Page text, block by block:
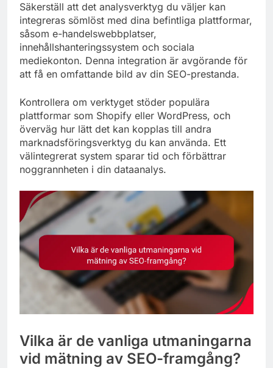
Säkerställ att det analysverktyg du väljer kan
integreras sömlöst med dina befintliga plattformar,
såsom e-handelswebbplatser,
innehållshanteringssystem och sociala
mediekonton. Denna integration är avgörande för
att få en omfattande bild av din SEO-prestanda.
Kontrollera om verktyget stöder populära
plattformar som Shopify eller WordPress, och
överväg hur lätt det kan kopplas till andra
marknadsföringsverktyg du kan använda. Ett
välintegrerat system sparar tid och förbättrar
noggrannheten i din dataanalys.
Vilka är de vanliga utmaningarna
vid mätning av SEO-framgång?